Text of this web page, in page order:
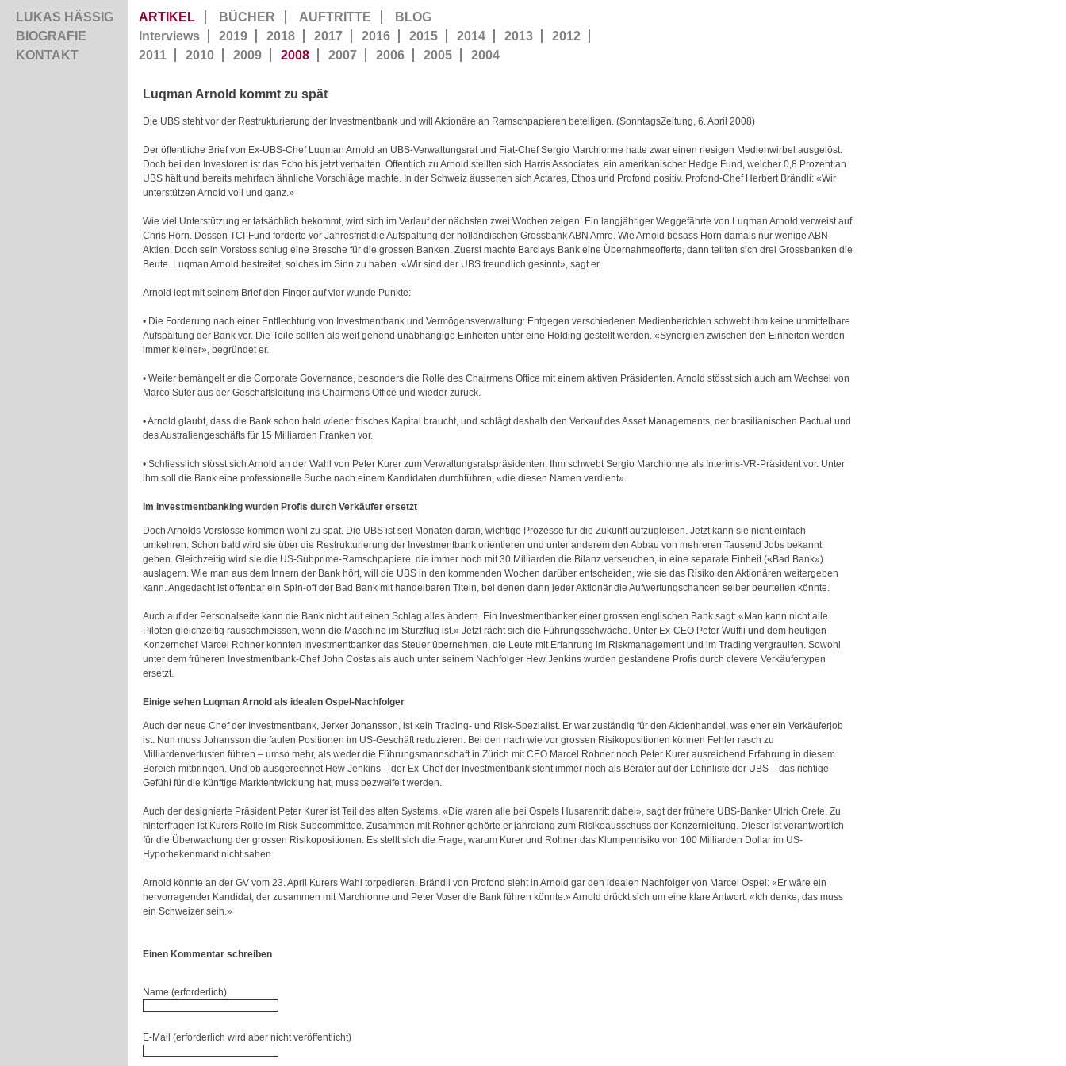
LUKAS HÄSSIG
BIOGRAFIE
KONTAKT
ARTIKEL BÜCHER AUFTRITTE
BLOG
Interviews
2019 2018 2017 2016 2015 2014 2013
2012
2011
2010 2009 2008 2007 2006 2005 2004
Luqman Arnold kommt zu spät
Die UBS steht vor der Restrukturierung der Investmentbank und will Aktionäre an Ramschpapieren beteiligen. (SonntagsZeitung, 6. April 2008)
Der öffentliche Brief von Ex-UBS-Chef Luqman Arnold an UBS-Verwaltungsrat und Fiat-Chef Sergio Marchionne hatte zwar einen riesigen Medienwirbel ausgelöst.
Doch bei den Investoren ist das Echo bis jetzt verhalten. Öffentlich zu Arnold stellten sich Harris Associates, ein amerikanischer Hedge Fund, welcher 0,8 Prozent an
UBS hält und bereits mehrfach ähnliche Vorschläge machte. In der Schweiz äusserten sich Actares, Ethos und Profond positiv. Profond-Chef Herbert Brändli: «Wir
unterstützen Arnold voll und ganz.»
Wie viel Unterstützung er tatsächlich bekommt, wird sich im Verlauf der nächsten zwei Wochen zeigen. Ein langjähriger Weggefährte von Luqman Arnold verweist auf
Chris Horn. Dessen TCI-Fund forderte vor Jahresfrist die Aufspaltung der holländischen Grossbank ABN Amro. Wie Arnold besass Horn damals nur wenige ABN-
Aktien. Doch sein Vorstoss schlug eine Bresche für die grossen Banken. Zuerst machte Barclays Bank eine Übernahmeofferte, dann teilten sich drei Grossbanken die
Beute. Luqman Arnold bestreitet, solches im Sinn zu haben. «Wir sind der UBS freundlich gesinnt», sagt er.
Arnold legt mit seinem Brief den Finger auf vier wunde Punkte:
• Die Forderung nach einer Entflechtung von Investmentbank und Vermögensverwaltung: Entgegen verschiedenen Medienberichten schwebt ihm keine unmittelbare
Aufspaltung der Bank vor. Die Teile sollten als weit gehend unabhängige Einheiten unter eine Holding gestellt werden. «Synergien zwischen den Einheiten werden
immer kleiner», begründet er.
• Weiter bemängelt er die Corporate Governance, besonders die Rolle des Chairmens Office mit einem aktiven Präsidenten. Arnold stösst sich auch am Wechsel von
Marco Suter aus der Geschäftsleitung ins Chairmens Office und wieder zurück.
• Arnold glaubt, dass die Bank schon bald wieder frisches Kapital braucht, und schlägt deshalb den Verkauf des Asset Managements, der brasilianischen Pactual und
des Australiengeschäfts für 15 Milliarden Franken vor.
• Schliesslich stösst sich Arnold an der Wahl von Peter Kurer zum Verwaltungsratspräsidenten. Ihm schwebt Sergio Marchionne als Interims-VR-Präsident vor. Unter
ihm soll die Bank eine professionelle Suche nach einem Kandidaten durchführen, «die diesen Namen verdient».
Im Investmentbanking wurden Profis durch Verkäufer ersetzt
Doch Arnolds Vorstösse kommen wohl zu spät. Die UBS ist seit Monaten daran, wichtige Prozesse für die Zukunft aufzugleisen. Jetzt kann sie nicht einfach
umkehren. Schon bald wird sie über die Restrukturierung der Investmentbank orientieren und unter anderem den Abbau von mehreren Tausend Jobs bekannt
geben. Gleichzeitig wird sie die US-Subprime-Ramschpapiere, die immer noch mit 30 Milliarden die Bilanz verseuchen, in eine separate Einheit («Bad Bank»)
auslagern. Wie man aus dem Innern der Bank hört, will die UBS in den kommenden Wochen darüber entscheiden, wie sie das Risiko den Aktionären weitergeben
kann. Angedacht ist offenbar ein Spin-off der Bad Bank mit handelbaren Titeln, bei denen dann jeder Aktionär die Aufwertungschancen selber beurteilen könnte.
Auch auf der Personalseite kann die Bank nicht auf einen Schlag alles ändern. Ein Investmentbanker einer grossen englischen Bank sagt: «Man kann nicht alle
Piloten gleichzeitig rausschmeissen, wenn die Maschine im Sturzflug ist.» Jetzt rächt sich die Führungsschwäche. Unter Ex-CEO Peter Wuffli und dem heutigen
Konzernchef Marcel Rohner konnten Investmentbanker das Steuer übernehmen, die Leute mit Erfahrung im Riskmanagement und im Trading vergraulten. Sowohl
unter dem früheren Investmentbank-Chef John Costas als auch unter seinem Nachfolger Hew Jenkins wurden gestandene Profis durch clevere Verkäufertypen
ersetzt.
Einige sehen Luqman Arnold als idealen Ospel-Nachfolger
Auch der neue Chef der Investmentbank, Jerker Johansson, ist kein Trading- und Risk-Spezialist. Er war zuständig für den Aktienhandel, was eher ein Verkäuferjob
ist. Nun muss Johansson die faulen Positionen im US-Geschäft reduzieren. Bei den nach wie vor grossen Risikopositionen können Fehler rasch zu
Milliardenverlusten führen – umso mehr, als weder die Führungsmannschaft in Zürich mit CEO Marcel Rohner noch Peter Kurer ausreichend Erfahrung in diesem
Bereich mitbringen. Und ob ausgerechnet Hew Jenkins – der Ex-Chef der Investmentbank steht immer noch als Berater auf der Lohnliste der UBS – das richtige
Gefühl für die künftige Marktentwicklung hat, muss bezweifelt werden.
Auch der designierte Präsident Peter Kurer ist Teil des alten Systems. «Die waren alle bei Ospels Husarenritt dabei», sagt der frühere UBS-Banker Ulrich Grete. Zu
hinterfragen ist Kurers Rolle im Risk Subcommittee. Zusammen mit Rohner gehörte er jahrelang zum Risikoausschuss der Konzernleitung. Dieser ist verantwortlich
für die Überwachung der grossen Risikopositionen. Es stellt sich die Frage, warum Kurer und Rohner das Klumpenrisiko von 100 Milliarden Dollar im US-
Hypothekenmarkt nicht sahen.
Arnold könnte an der GV vom 23. April Kurers Wahl torpedieren. Brändli von Profond sieht in Arnold gar den idealen Nachfolger von Marcel Ospel: «Er wäre ein
hervorragender Kandidat, der zusammen mit Marchionne und Peter Voser die Bank führen könnte.» Arnold drückt sich um eine klare Antwort: «Ich denke, das muss
ein Schweizer sein.»
Einen Kommentar schreiben
Name (erforderlich)
E-Mail (erforderlich wird aber nicht veröffentlicht)